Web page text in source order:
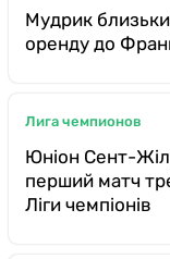
Мудрик
оренду до
Лига чемпионов
Юніон Сент-
перший матч
Ліги чемпіонів